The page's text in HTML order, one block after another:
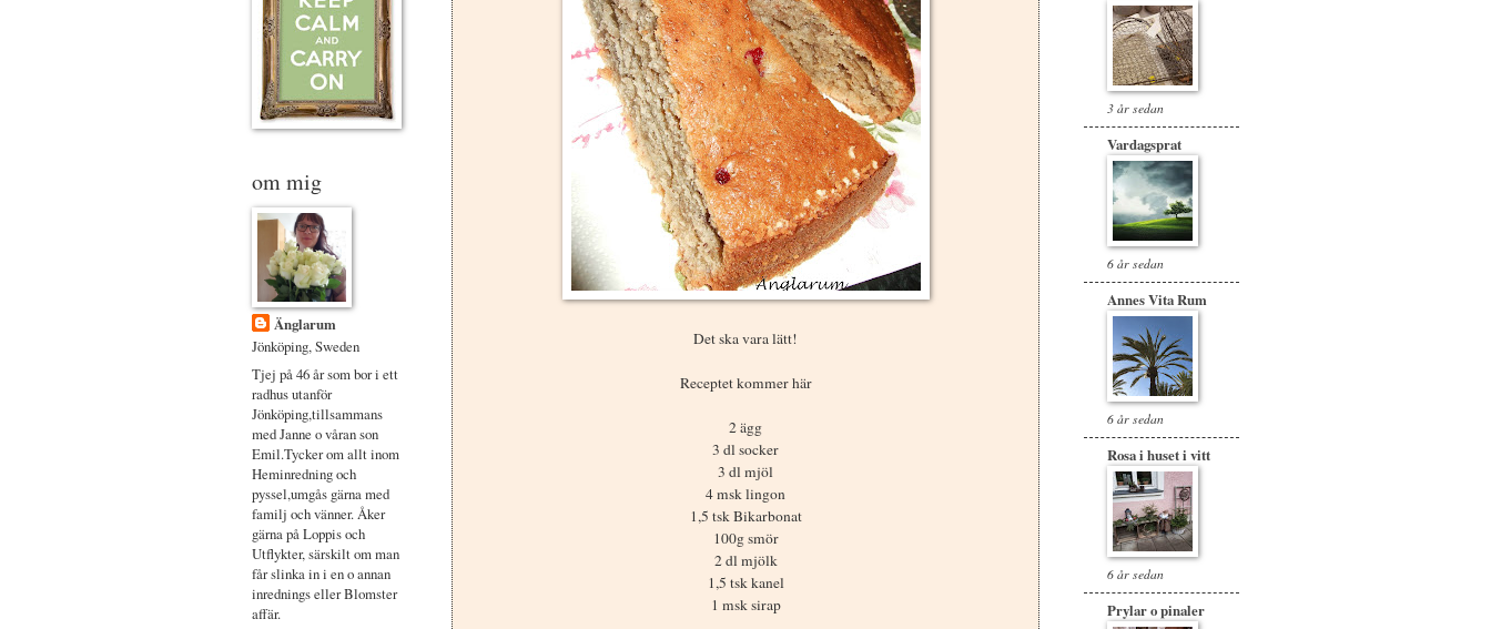
Det ska vara lätt!
Receptet kommer här
2 ägg
3 dl socker
3 dl mjöl
4 msk lingon
1,5 tsk Bikarbonat
100g smör
2 dl mjölk
1,5 tsk kanel
1 msk sirap
om mig
Änglarum
Jönköping, Sweden
Tjej på 46 år som bor i ett
radhus utanför
Jönköping,tillsammans
med Janne o våran son
Emil.Tycker om allt inom
Heminredning och
pyssel,umgås gärna med
familj och vänner. Åker
gärna på Loppis och
Utflykter, särskilt om man
får slinka in i en o annan
inrednings eller Blomster
affär.
3 år sedan
Vardagsprat
6 år sedan
Annes Vita Rum
6 år sedan
Rosa i huset i vitt
6 år sedan
Prylar o pinaler